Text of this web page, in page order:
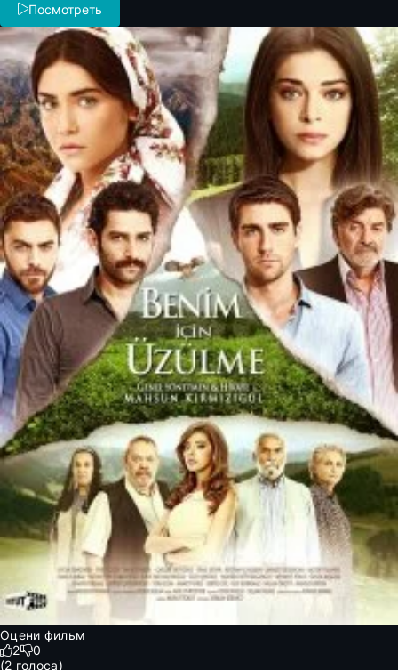
Посмотреть
Оцени фильм
2
0
(2 голоса)